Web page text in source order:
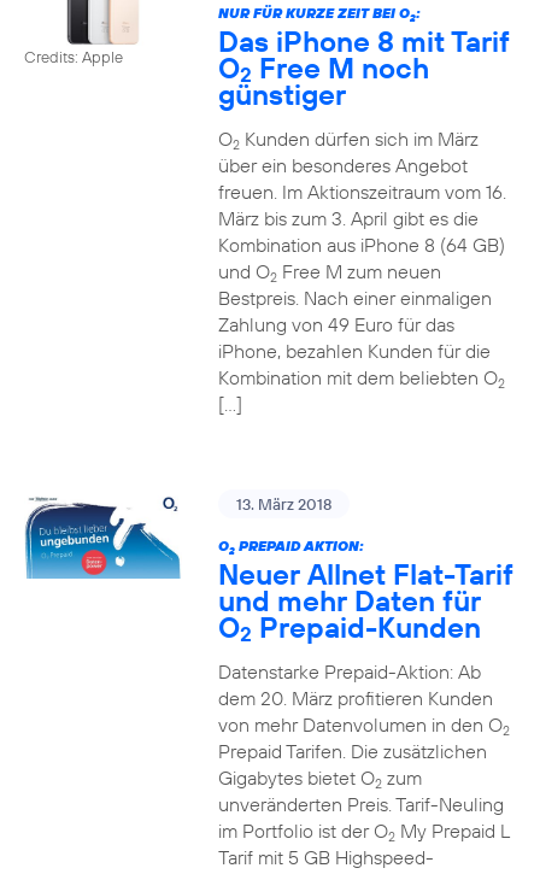
Credits: Apple
NUR FÜR KURZE ZEIT BEI O2:
Das iPhone 8 mit Tarif
O2 Free M noch
günstiger
O2Kunden dürfen sich im März
über ein besonderes Angebot
freuen. Im Aktionszeitraum vom 16.
März bis zum 3. April gibt es die
Kombination aus iPhone 8 (64 GB)
und O2Free M zum neuen
Bestpreis. Nach einer einmaligen
Zahlung von 49 Euro für das
iPhone, bezahlen Kunden für die
Kombination mit dem beliebten O2
[…]
13. März 2018
O2PREPAID AKTION:
Neuer Allnet Flat-Tarif
und mehr Daten für
O2 Prepaid-Kunden
Datenstarke Prepaid-Aktion: Ab
dem 20. März profitieren Kunden
von mehr Datenvolumen in den O2
Prepaid Tarifen. Die zusätzlichen
Gigabytes bietet O2zum
unveränderten Preis. Tarif-Neuling
im Portfolio ist der O2My Prepaid L
Tarif mit 5 GB Highspeed-